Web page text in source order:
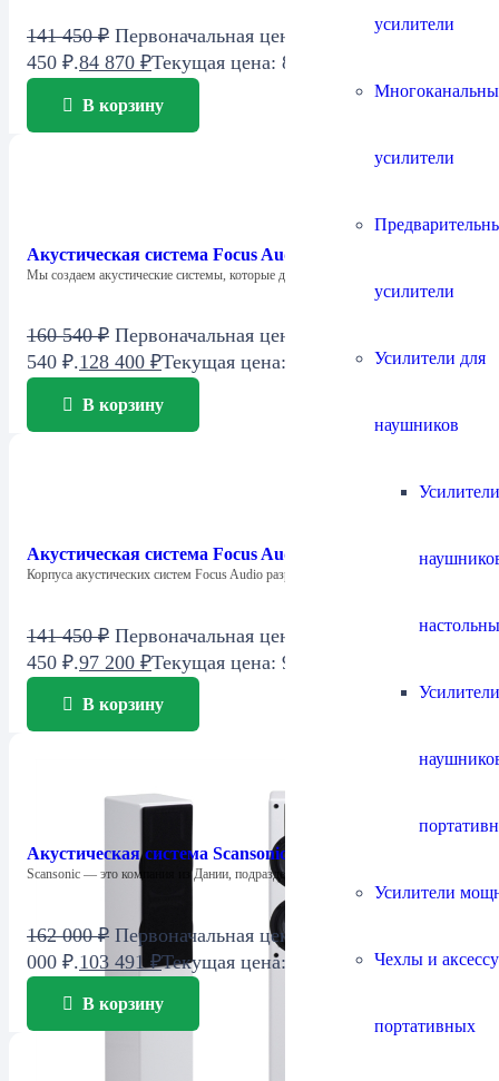
усилители
усилители
усилители
Усилители для
наушников
Усилители
Чехлы и
портативных
141 450₽ Первоначальная цена составляла 141
450 ₽.84 870 ₽Текущая цена: 84 870 ₽.
В корзину
Акустическая система Focus Audio FCC 2 SE Center
Мы создаем акустические системы, которые дарят…
160 540₽ Первоначальная цена составляла 160
540 ₽.128 400 ₽Текущая цена: 128 400 ₽.
В корзину
Акустическая система Focus Audio FSC 1 SE Center
Корпуса акустических систем Focus Audio разработаны…
141 450₽ Первоначальная цена составляла 141
450 ₽.97 200 ₽Текущая цена: 97 200 ₽.
В корзину
Акустическая система Scansonic M6
Scansonic — это компания из Дании, подразделение…
162 000₽ Первоначальная цена составляла 162
000 ₽.103 491 ₽Текущая цена: 103 491 ₽.
В корзину